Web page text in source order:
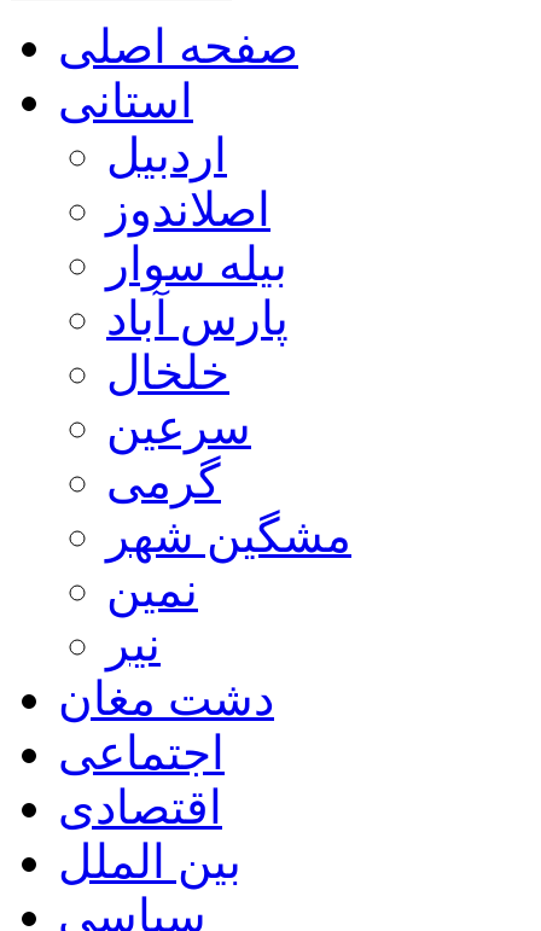
صفحه اصلی
استانی
اردبیل
اصلاندوز
بیله سوار
پارس آباد
خلخال
سرعین
گرمی
مشگین شهر
نمین
نیر
دشت مغان
اجتماعی
اقتصادی
بین الملل
سیاسی